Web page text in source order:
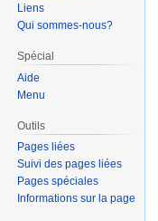
Liens
Qui sommes-nous?
Spécial
Aide
Menu
Outils
Pages liées
Suivi des pages liées
Pages spéciales
Informations sur la page